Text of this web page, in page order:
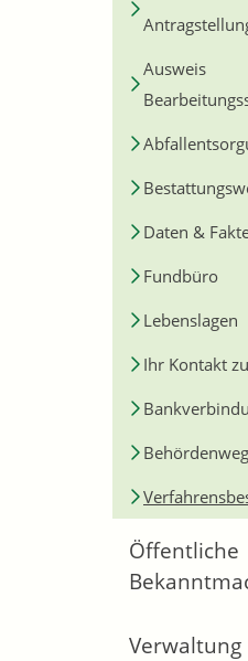
Ausweis
Daten &
Fundbüro
Lebenslagen
Ihr Kontakt
Öffentliche
Verwaltung